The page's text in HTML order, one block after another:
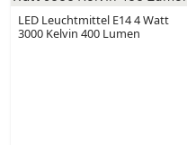
LED Leuchtmittel E14 4 Watt
3000 Kelvin 400 Lumen